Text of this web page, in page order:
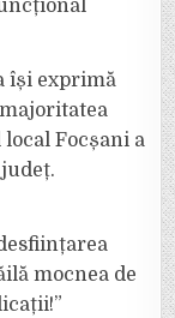
își exprimă
local Focșani a
mocnea de